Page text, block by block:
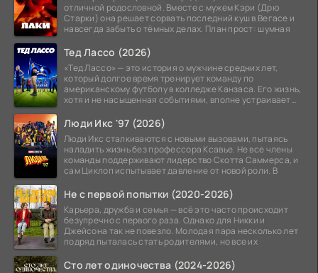
отличной родословной. Вместе с мужем Кэри (Дрю
Старки) она решает сорвать последний куш в Вегасе и
навсегда забыть о тёмных делах. План прост: шумная
Тед Лассо (2026)
«Тед Лассо» — это история о мужчине средних лет,
который долгое время тренирует команду по
американскому футболу в колледже Канзаса. Его жизнь,
хотя и не насыщенная событиями, вполне устраивает
Люди Икс '97 (2026)
Люди Икс сталкиваются с новыми вызовами, пытаясь
наладить жизнь без профессора Ксавье. Не все члены
команды поддерживают лидерство Скотта Саммерса, и
сам Циклоп испытывает давление от новой роли. В
Не с первой попытки (2020-2026)
Карьера, дружба и семья — всё это часто происходит
безупречно с первого раза. Однако для Никки и
Джейсона так не повезло. Молодая пара несколько лет
подряд пыталась стать родителями, но все их
Сто лет одиночества (2024-2026)